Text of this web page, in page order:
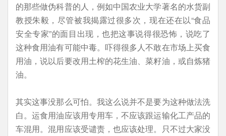
的那些做伪科普的人，例如中国农业大学著名的水货副
教授朱毅，尽管被我揭露过很多次，现在还在以“食品
安全专家”的面目出现，也把这事说得很恐怖，说吃了
这种食用油有可能中毒。吓得很多人不敢在市场上买食
用油，说以后要改用土榨的花生油、菜籽油，或自炼猪
油。
其实这事没那么可怕。我这么说并不是要为这种做法洗
白。运食用油应该用专用车，不应该跟运输化工产品的
车混用。混用应该受谴责，也应该处理。只不过大家没